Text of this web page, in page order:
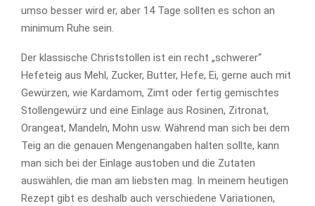
umso besser wird er, aber 14 Tage sollten es schon an
minimum Ruhe sein.
Der klassische Christstollen ist ein recht „schwerer“
Hefeteig aus Mehl, Zucker, Butter, Hefe, Ei, gerne auch mit
Gewürzen, wie Kardamom, Zimt oder fertig gemischtes
Stollengewürz und eine Einlage aus Rosinen, Zitronat,
Orangeat, Mandeln, Mohn usw. Während man sich bei dem
Teig an die genauen Mengenangaben halten sollte, kann
man sich bei der Einlage austoben und die Zutaten
auswählen, die man am liebsten mag. In meinem heutigen
Rezept gibt es deshalb auch verschiedene Variationen,